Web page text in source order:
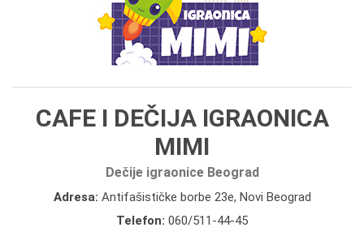
CAFE I DEČIJA IGRAONICA
MIMI
Dečije igraonice Beograd
Adresa: Antifašističke borbe 23e, Novi Beograd
Telefon: 060/511-44-45